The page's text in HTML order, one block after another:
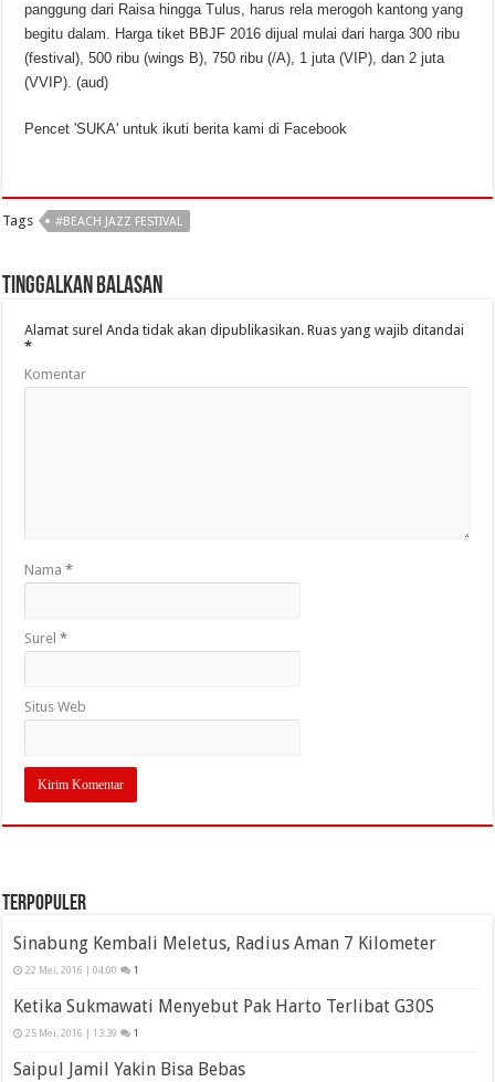
panggung dari Raisa hingga Tulus, harus rela merogoh kantong yang
begitu dalam. Harga tiket BBJF 2016 dijual mulai dari harga 300 ribu
(festival), 500 ribu (wings B), 750 ribu (/A), 1 juta (VIP), dan 2 juta
(VVIP). (aud)
Pencet 'SUKA' untuk ikuti berita kami di Facebook
Tags #BEACH JAZZ FESTIVAL
Tinggalkan Balasan
Alamat surel Anda tidak akan dipublikasikan. Ruas yang wajib ditandai
*
Komentar
Nama*
Surel*
Situs Web
Terpopuler
Sinabung Kembali Meletus, Radius Aman 7 Kilometer
22 Mei, 2016 | 04:00 1
Ketika Sukmawati Menyebut Pak Harto Terlibat G30S
25 Mei, 2016 | 13:39 1
Saipul Jamil Yakin Bisa Bebas